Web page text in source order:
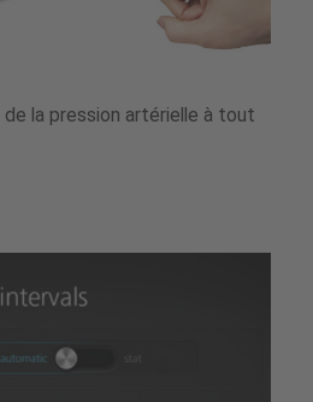
de la pression artérielle à tout